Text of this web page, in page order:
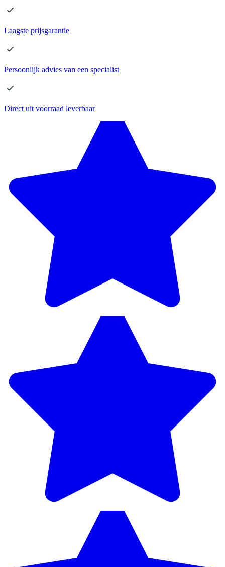
Laagste prijsgarantie
Persoonlijk advies van een specialist
Direct uit voorraad leverbaar